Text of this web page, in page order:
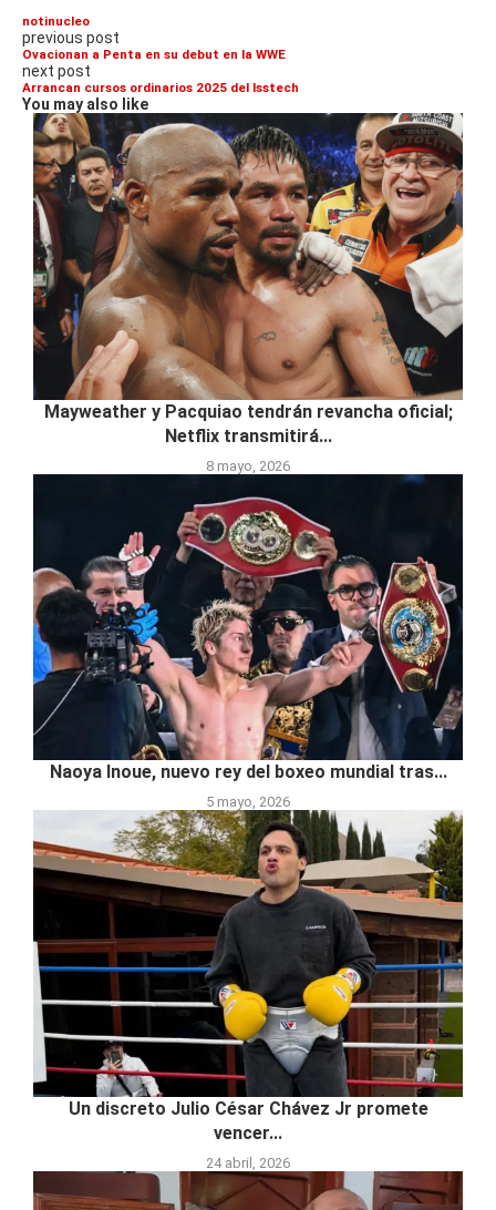
notinucleo
previous post
Ovacionan a Penta en su debut en la WWE
next post
Arrancan cursos ordinarios 2025 del Isstech
You may also like
Mayweather y Pacquiao tendrán revancha oficial;
Netflix transmitirá...
8 mayo, 2026
Naoya Inoue, nuevo rey del boxeo mundial tras...
5 mayo, 2026
Un discreto Julio César Chávez Jr promete
vencer...
24 abril, 2026